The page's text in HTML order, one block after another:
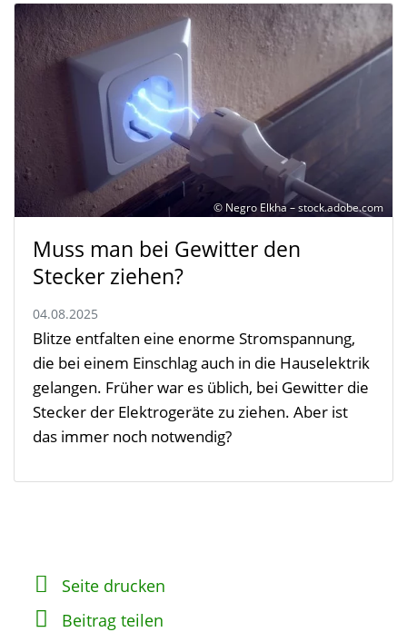
© Negro Elkha – stock.adobe.com
Muss man bei Gewitter den
Stecker ziehen?
04.08.2025
Blitze entfalten eine enorme Stromspannung,
die bei einem Einschlag auch in die Hauselektrik
gelangen. Früher war es üblich, bei Gewitter die
Stecker der Elektrogeräte zu ziehen. Aber ist
das immer noch notwendig?
Seite drucken
Beitrag teilen